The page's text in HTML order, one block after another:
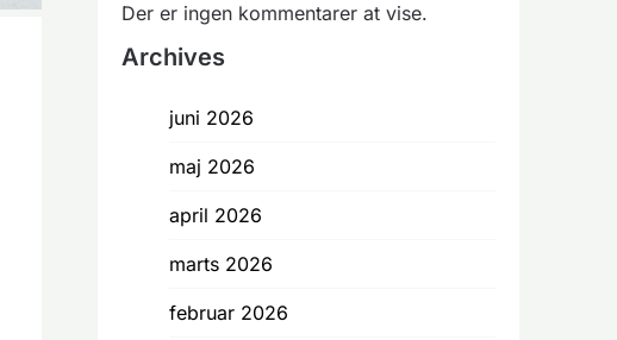
Der er ingen kommentarer at vise.
Archives
juni 2026
maj 2026
april 2026
marts 2026
februar 2026